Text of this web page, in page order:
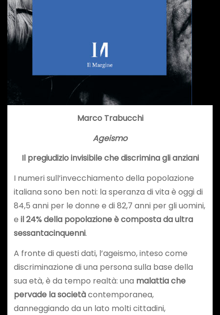
Marco Trabucchi
Ageismo
Il pregiudizio invisibile che discrimina gli anziani
I numeri sull’invecchiamento della popolazione
italiana sono ben noti: la speranza di vita è oggi di
84,5 anni per le donne e di 82,7 anni per gli uomini,
e il24% della popolazione è composta da ultra
sessantacinquenni.
A fronte di questi dati, l’ageismo, inteso come
discriminazione di una persona sulla base della
sua età, è da tempo realtà: una malattia che
pervade la societàcontemporanea,
danneggiando da un lato molti cittadini,